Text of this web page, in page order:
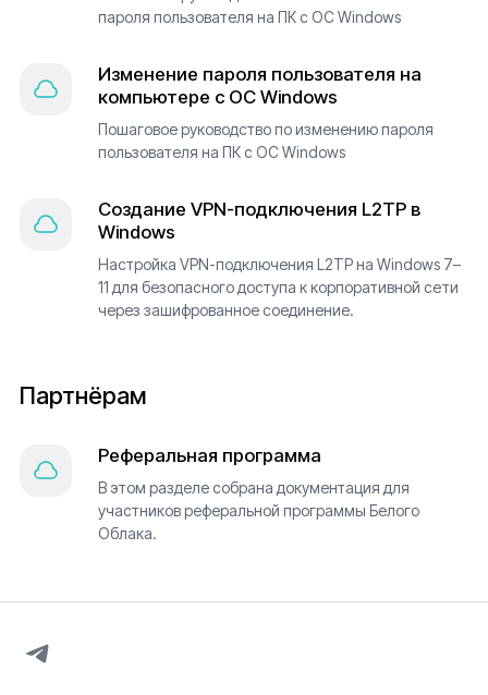
пароля пользователя на ПК с ОС Windows
Изменение пароля пользователя на
компьютере с ОС Windows
Пошаговое руководство по изменению пароля
пользователя на ПК с ОС Windows
Создание VPN-подключения L2TP в
Windows
Настройка VPN-подключения L2TP на Windows 7–
11 для безопасного доступа к корпоративной сети
через зашифрованное соединение.
Партнёрам
Реферальная программа
В этом разделе собрана документация для
участников реферальной программы Белого
Облака.